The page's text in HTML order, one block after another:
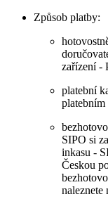
Způsob platby:
zařízení -
platební
platebním
SIPO si
inkasu -
Českou
naleznete